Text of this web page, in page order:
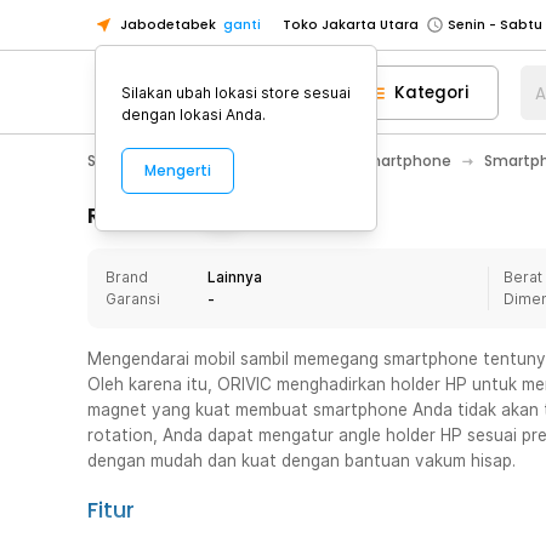
Jabodetabek ganti Toko Jakarta Utara
Toko Tangerang
Toko Cikupa
Pick n Go Jakarta Barat
Senin -
Pick n Go Bekasi
Senin - Jumat
Senin - Jumat
Senin -
Senin -
Toko Tangerang
Toko Cikupa
Pick n Go Jakarta Barat
Senin -
Pick n Go Bekasi
Senin - Jumat
Kategori
Smartphone & Tablet Aksesoris Smartphone
Rincian Produk
Brand
Lainnya
Garansi
-
Berat
Mengendarai mobil sambil memegang smartphone
Oleh karena itu, ORIVIC menghadirkan holder HP untuk
magnet yang kuat membuat smartphone Anda tidak
rotation, Anda dapat mengatur angle holder HP sesuai
dengan mudah dan kuat dengan bantuan vakum hisap.
Fitur
Silakan ubah lokasi store sesuai
dengan lokasi Anda.
Mengerti